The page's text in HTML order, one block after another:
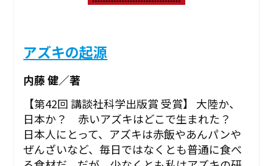
アズキの起源
内藤 健／著
【第42回 講談社科学出版賞 受賞】 大陸か、
日本か？ 赤いアズキはどこで生まれた？
日本人にとって、アズキは赤飯やあんパンや
ぜんざいなど、毎日ではなくとも普通に食べ